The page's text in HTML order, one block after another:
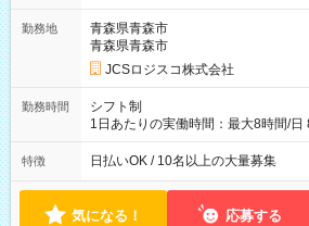
ど！ ・主要都市エリア 月収55万円／週5日稼働 月収65万~112
万円／週6日稼働 ・地方郊外エリア 月収40万円／週5日稼働 月
収40万円~50万円／週6日稼働 ＜モデルイメージ＞ ■月収50万
円 (27歳男性/江東区在住)※元建築関
(日休み) ■月収80万円(43歳男性/墨田区在住)※元営業 1日200個
勤務地
青森県青森市
青森県青森市
JCSロジスコ株式会社
勤務時間
シフト制
1日あたりの実働時間：最大8時間/
働8時間） ※週5日勤務（場所次第
によって時間外での勤務可能性有り
特徴 日払いOK / 10名以上の大量募集
気になる！ 応募する